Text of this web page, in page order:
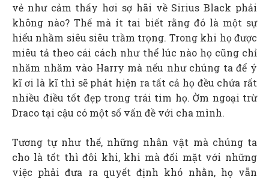
vẻ như cảm thấy hơi sợ hãi về Sirius Black phải
không nào? Thế mà ít tai biết rằng đó là một sự
hiểu nhầm siêu siêu trầm trọng. Trong khi họ được
miêu tả theo cái cách như thể lúc nào họ cũng chỉ
nhăm nhăm vào Harry mà nếu như chúng ta để ý
kĩ ơi là kĩ thì sẽ phát hiện ra tất cả họ đều chứa rất
nhiều điều tốt đẹp trong trái tim họ. Ờm ngoại trừ
Draco tại cậu có một số vấn đề với cha mình.
Tương tự như thế, những nhân vật mà chúng ta
cho là tốt thì đôi khi, khi mà đối mặt với những
việc phải đưa ra quyết định khó nhằn, họ vẫn